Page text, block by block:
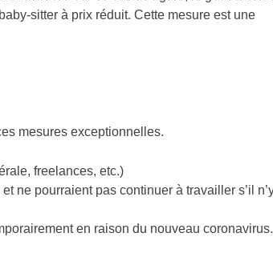
sitter à prix réduit. Cette mesure est une
mesures exceptionnelles.
freelances, etc.)
ne pourraient pas continuer à travailler s’il
en raison du nouveau coronavirus.